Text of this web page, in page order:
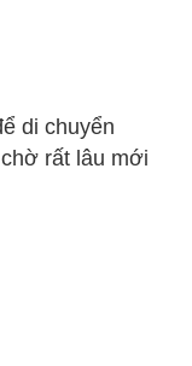
di chuyển
rất lâu mới